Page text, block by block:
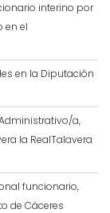
interino por
en el
en la Diputación
a,
la RealTalavera
funcionario,
de Cáceres